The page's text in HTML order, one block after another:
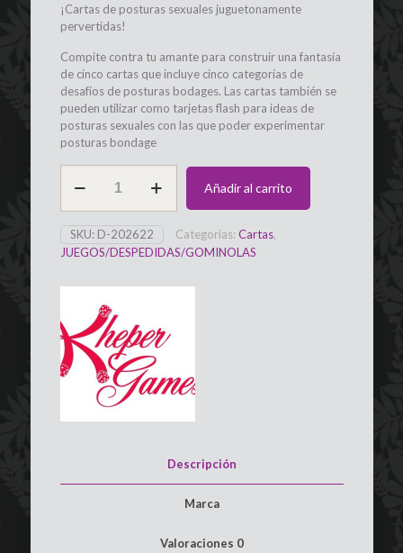
¡Cartas de posturas sexuales juguetonamente
pervertidas!
Compite contra tu amante para construir una fantasía
de cinco cartas que incluye cinco categorías de
desafíos de posturas bodages. Las cartas también se
pueden utilizar como tarjetas flash para ideas de
posturas sexuales con las que poder experimentar
posturas bondage
Bondage
ES/EN/DE/FR
cantidad
Añadir al carrito
SKU: D-202622 Categorías: Cartas,
JUEGOS/DESPEDIDAS/GOMINOLAS
Descripción
Marca
Valoraciones 0